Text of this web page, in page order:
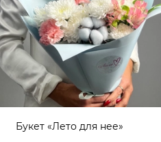
Букет «Лето для нее»